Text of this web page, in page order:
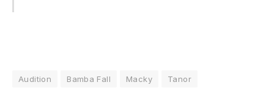
Audition Bamba Fall Macky Tanor